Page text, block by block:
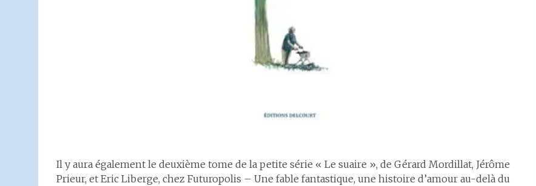
Il y aura également le deuxième tome de la petite série « Le suaire », de Gérard Mordillat, Jérôme
Prieur, et Eric Liberge, chez Futuropolis – Une fable fantastique, une histoire d’amour au-delà du